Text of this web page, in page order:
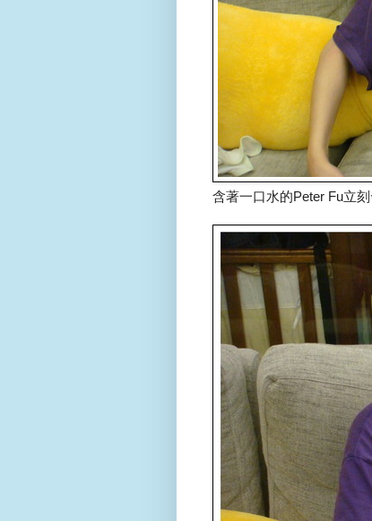
含著一口水的Peter Fu立